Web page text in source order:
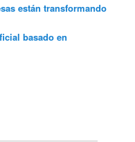
están transformando
basado en